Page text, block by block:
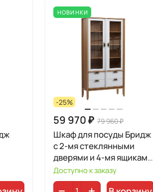
НОВИНКИ
-25%
59 970 ₽ 79 960 ₽
Шкаф для посуды Бридж
с 2-мя стеклянными
дверями и 4-мя ящиками
92204
Доступно к заказу